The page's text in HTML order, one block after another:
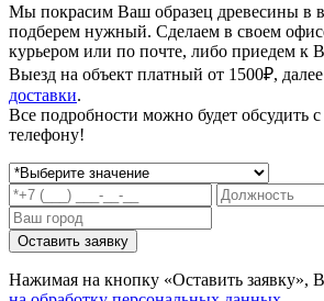
Мы покрасим Ваш образец древесины в
подберем нужный. Сделаем в своем
курьером или по почте, либо приедем к
Выезд на объект платный от 1500₽, далее
доставки.
Все подробности можно будет обсудить
телефону!
Нажимая на кнопку «Оставить заявку»,